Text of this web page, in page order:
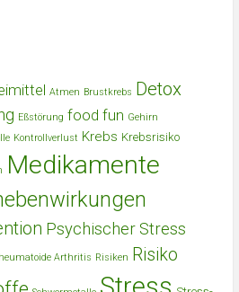
Atmen Brustkrebs Detox
Eßstörung food fun Gehirn
Kontrollverlust Krebs Krebsrisiko
Medikamente
Psychischer Stress
Arthritis Risiken Risiko